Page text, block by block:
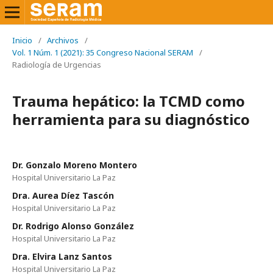
Inicio / Archivos
/
Vol. 1 Núm. 1 (2021): 35 Congreso Nacional SERAM
/
Radiología de Urgencias
Trauma hepático: la TCMD como
herramienta para su diagnóstico
Dr. Gonzalo Moreno Montero
Hospital Universitario La Paz
Dra. Aurea Díez Tascón
Hospital Universitario La Paz
Dr. Rodrigo Alonso González
Hospital Universitario La Paz
Dra. Elvira Lanz Santos
Hospital Universitario La Paz